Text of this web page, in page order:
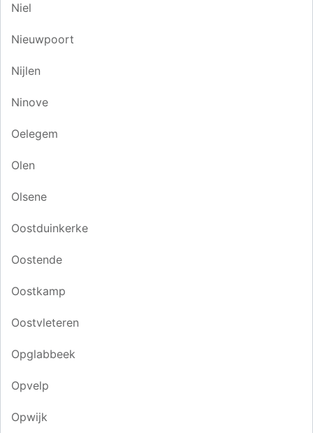
Niel
Nieuwpoort
Nijlen
Ninove
Oelegem
Olen
Olsene
Oostduinkerke
Oostende
Oostkamp
Oostvleteren
Opglabbeek
Opvelp
Opwijk